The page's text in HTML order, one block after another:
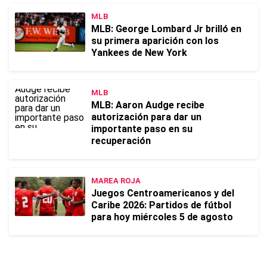
MLB
MLB: George Lombard Jr brilló en
su primera aparición con los
Yankees de New York
MLB
MLB: Aaron Audge recibe
autorización para dar un
importante paso en su
recuperación
MAREA ROJA
Juegos Centroamericanos y del
Caribe 2026: Partidos de fútbol
para hoy miércoles 5 de agosto